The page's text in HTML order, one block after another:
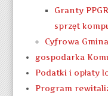
Granty
sprzęt
Cyfrowa Gmina
gospodarka
Podatki i opłaty
Program